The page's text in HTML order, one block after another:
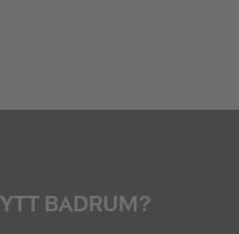
BADRUM?